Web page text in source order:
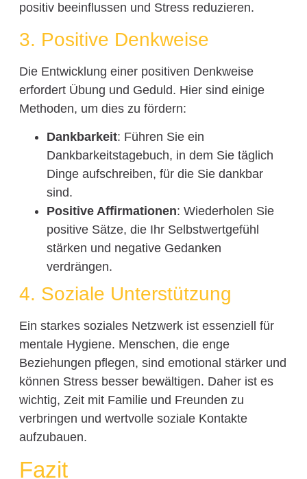
positiv beeinflussen und Stress reduzieren.
3. Positive Denkweise
Die Entwicklung einer positiven Denkweise
erfordert Übung und Geduld. Hier sind einige
Methoden, um dies zu fördern:
Dankbarkeit: Führen Sie ein
Dankbarkeitstagebuch, in dem Sie täglich
Dinge aufschreiben, für die Sie dankbar
sind.
Positive Affirmationen: Wiederholen Sie
positive Sätze, die Ihr Selbstwertgefühl
stärken und negative Gedanken
verdrängen.
4. Soziale Unterstützung
Ein starkes soziales Netzwerk ist essenziell für
mentale Hygiene. Menschen, die enge
Beziehungen pflegen, sind emotional stärker und
können Stress besser bewältigen. Daher ist es
wichtig, Zeit mit Familie und Freunden zu
verbringen und wertvolle soziale Kontakte
aufzubauen.
Fazit